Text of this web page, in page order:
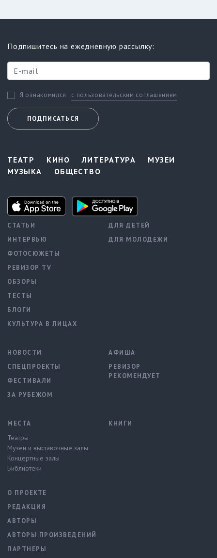
Подпишитесь на ежедневную рассылку:
Я ознакомился с пользовательским соглашением
ПОДПИСАТЬСЯ
ТЕАТР КИНО ЛИТЕРАТУРА
МУЗЕИ
МУЗЫКА
ОБЩЕСТВО
СТАТЬИ
ИНТЕРВЬЮ
ФОТОСЮЖЕТЫ
РЕВИЗОР TV
ОБЗОРЫ
ТЕСТЫ
БЛОГИ
КУЛЬТУРА В ЛИЦАХ
ДЛЯ ДЕТЕЙ
ДЛЯ МОЛОДЕЖИ
НОВОСТИ
СПЕЦПРОЕКТЫ
ФЕСТИВАЛИ
ЗА РУБЕЖОМ
АФИША
РЕВИЗОР
РЕКОМЕНДУЕТ
МЕСТА
Театры
Музеи и выставочные залы
Концертные залы
Библиотеки
КНИГИ
О ПРОЕКТЕ
РЕДАКЦИЯ
АВТОРЫ
АВТОРЫ ПРОИЗВЕДЕНИЙ
ПАРТНЕРЫ